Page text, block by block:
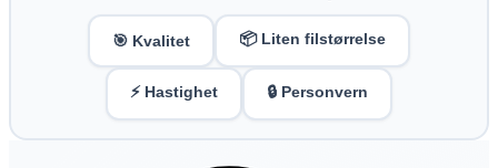
🎯 Kvalitet 📦 Liten filstørrelse
⚡ Hastighet 🔒 Personvern